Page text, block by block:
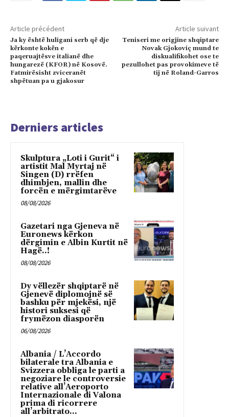
Article précédent
Ja ky është huligani serb që dje
kërkonte kokën e
paqeruajtësve italianë dhe
hungarezë (KFOR) në Kosovë.
Fatmirësisht zviceranët
shpëtuan pa u gjakosur
Article suivant
Teniseri me origjine shqiptare
Novak Gjokoviç mund te
diskualifikohet ose te
pezullohet pas provokimeve të
tij në Roland-Garros
Derniers articles
Skulptura „Loti i Gurit“ i
artistit Mal Myrtaj në
Singen (D) rrëfen
dhimbjen, mallin dhe
forcën e mërgimtarëve
08/08/2026
Gazetari nga Gjeneva në
Euronews kërkon
dërgimin e Albin Kurtit në
Hagë..!
08/08/2026
Dy vëllezër shqiptarë në
Gjenevë diplomojnë së
bashku për mjekësi, një
histori suksesi që
frymëzon diasporën
06/08/2026
Albania / L’Accordo
bilaterale tra Albania e
Svizzera obbliga le parti a
negoziare le controversie
relative all’Aeroporto
Internazionale di Valona
prima di ricorrere
all’arbitrato...